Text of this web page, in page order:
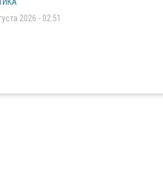
2026 - 02:51